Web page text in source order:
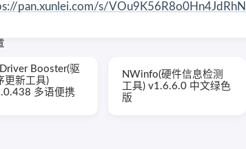
pan.xunlei.com/s/
Booster(驱
更新工具)
多语便携
NWinfo(硬件信息检测
工具) v1.6.6.0 中文绿色
版